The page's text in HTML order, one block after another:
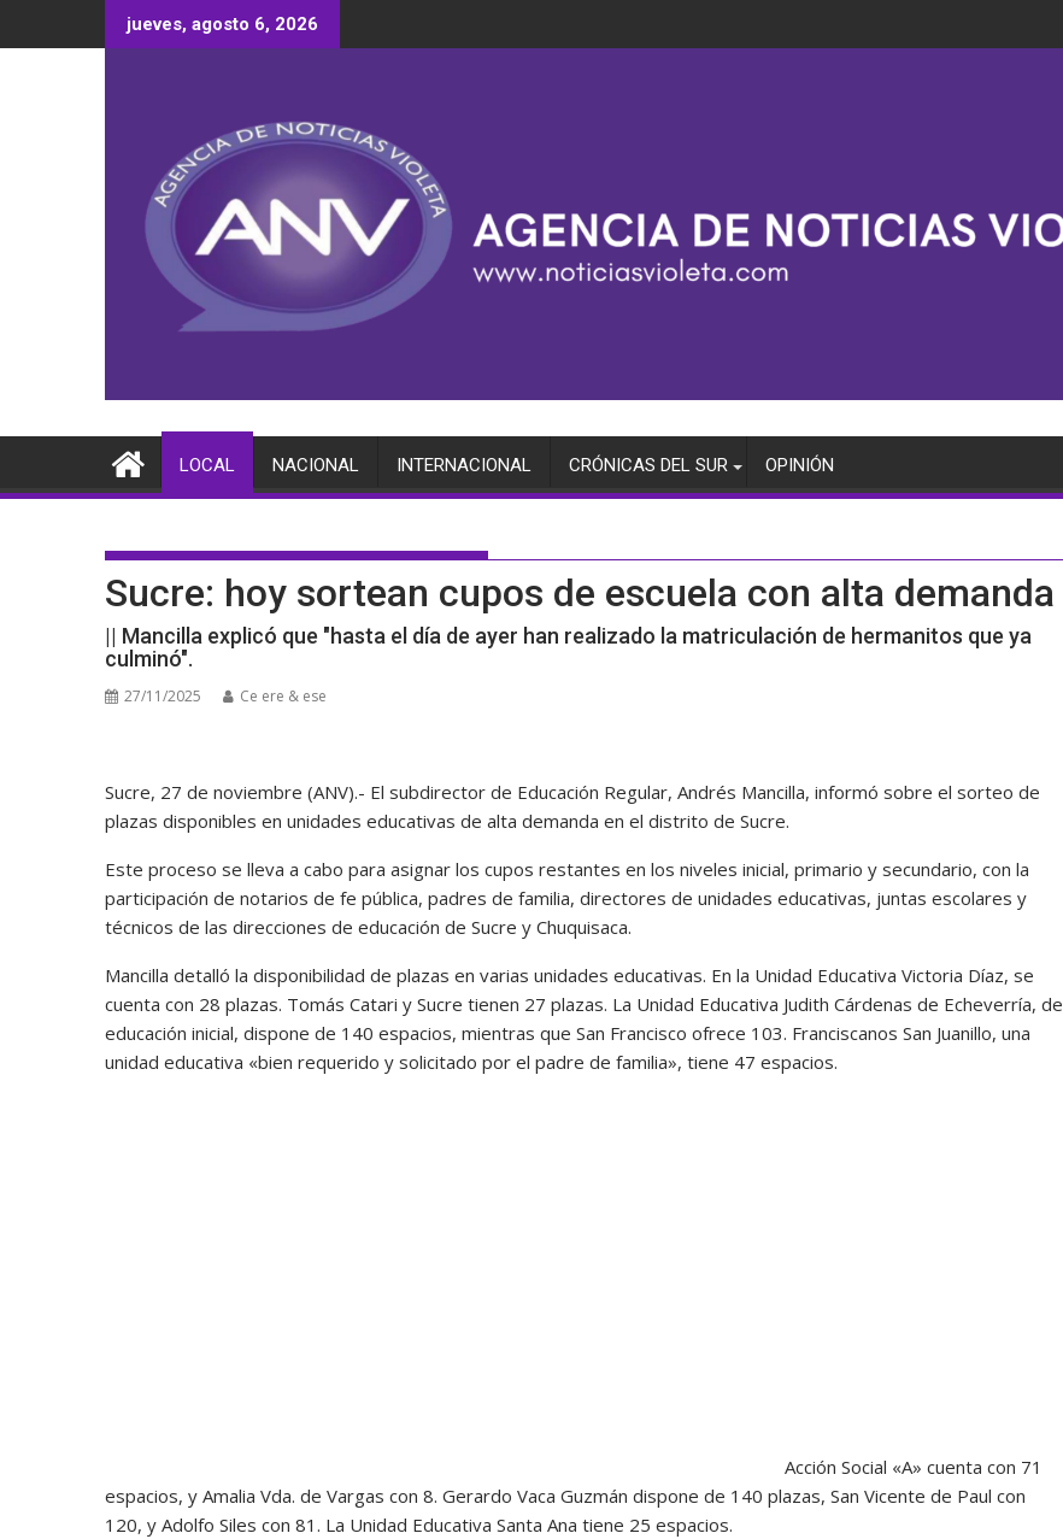
al
jueves, agosto 6, 2026
LOCAL NACIONAL INTERNACIONAL CRÓNICAS DEL SUR OPINIÓN
Sucre: hoy sortean cupos de escuela con alta demanda
|| Mancilla explicó que "hasta el día de ayer han realizado la matriculación de hermanitos que ya
culminó".
27/11/2025 Ce ere & ese
Sucre, 27 de noviembre (ANV).- El subdirector de Educación Regular, Andrés Mancilla, informó sobre el sorteo de
plazas disponibles en unidades educativas de alta demanda en el distrito de Sucre.
Este proceso se lleva a cabo para asignar los cupos restantes en los niveles inicial, primario y secundario, con la
participación de notarios de fe pública, padres de familia, directores de unidades educativas, juntas escolares y
técnicos de las direcciones de educación de Sucre y Chuquisaca.
Mancilla detalló la disponibilidad de plazas en varias unidades educativas. En la Unidad Educativa Victoria Díaz, se
cuenta con 28 plazas. Tomás Catari y Sucre tienen 27 plazas. La Unidad Educativa Judith Cárdenas de Echeverría, de
educación inicial, dispone de 140 espacios, mientras que San Francisco ofrece 103. Franciscanos San Juanillo, una
unidad educativa «bien requerido y solicitado por el padre de familia», tiene 47 espacios.
Acción Social «A» cuenta con 71
espacios, y Amalia Vda. de Vargas con 8. Gerardo Vaca Guzmán dispone de 140 plazas, San Vicente de Paul con
120, y Adolfo Siles con 81. La Unidad Educativa Santa Ana tiene 25 espacios.